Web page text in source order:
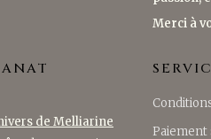
Merci à
de Melliarine
Paiement